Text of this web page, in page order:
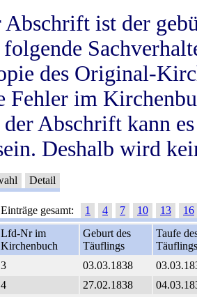
Abschrift ist der
des Original-
Fehler im
Abschrift kann
Deshalb wird
Detail
gesamt: 1 4 7 10 13
16
Lfd-Nr im
Kirchenbuch
Geburt des
Täuflings
Taufe
Täuflings
3 03.03.1838
4 27.02.1838